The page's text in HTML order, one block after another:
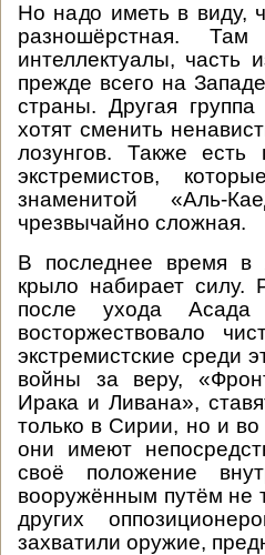
Но надо иметь в виду,
разношёрстная. Там
интеллектуалы, часть
прежде всего на
страны. Другая
хотят сменить
лозунгов. Также есть
экстремистов,
знаменитой «Аль-
чрезвычайно сложная.
В последнее время в
крыло набирает силу.
после ухода
восторжествовало
экстремистские среди
войны за веру,
Ирака и Ливана»,
только в Сирии, но и
они имеют
своё положение
вооружённым путём не
других
захватили оружие,